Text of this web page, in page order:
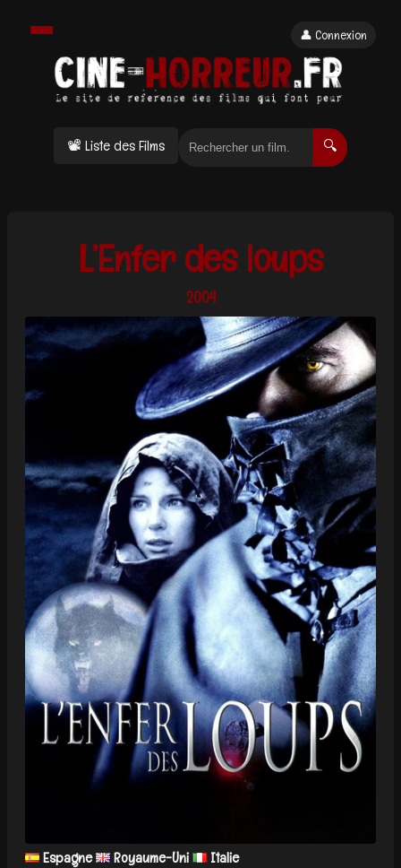
📽 Liste des Films 🔍
👤 Connexion
L’Enfer des loups
2004
Espagne Royaume-Uni
Italie